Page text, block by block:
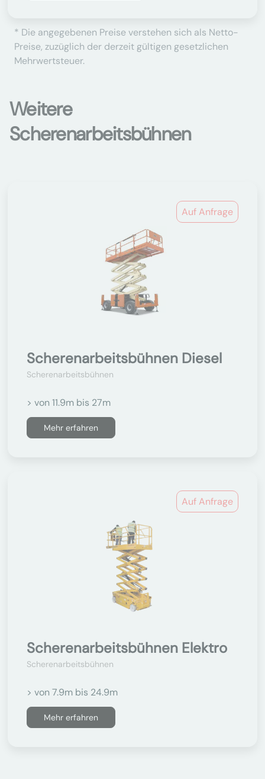
* Die angegebenen Preise verstehen sich als Netto-
Preise, zuzüglich der derzeit gültigen gesetzlichen
Mehrwertsteuer.
Weitere
Scherenarbeitsbühnen
Auf Anfrage
Scherenarbeitsbühnen Diesel
Scherenarbeitsbühnen
> von 11.9m bis 27m
Mehr erfahren
Auf Anfrage
Scherenarbeitsbühnen Elektro
Scherenarbeitsbühnen
> von 7.9m bis 24.9m
Mehr erfahren